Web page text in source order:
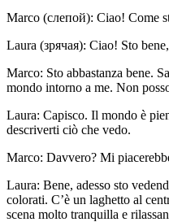
Marco (слепой): Ciao! Come
Laura (зрячая): Ciao! Sto
Marco: Sto abbastanza bene.
mondo intorno a me. Non
Laura: Capisco. Il mondo è
descriverti ciò che vedo.
Marco: Davvero? Mi
Laura: Bene, adesso sto
colorati. C’è un laghetto al
scena molto tranquilla e